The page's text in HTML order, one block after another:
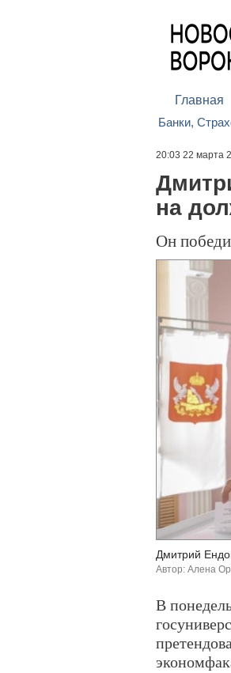
Главная
Банки,
20:03 22 марта
на
Он
Дмитрий
Автор: Алена
В